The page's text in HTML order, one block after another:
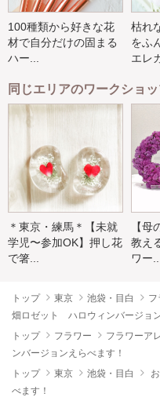
100種類から好きな花
材で自分だけの固まる
ハー...
枯れ
をふ
エレ
同じエリアのワークショ
＊東京・練馬＊【未就
学児〜参加OK】押し花
で箸...
【
教え
ワー
トップ 東京 池袋・目白 フ
畑ロゼット ハロウィンバージョ
トップ
フラワー フラワーア
ンバージョンえらべます！
トップ
東京 池袋・目白
べます！